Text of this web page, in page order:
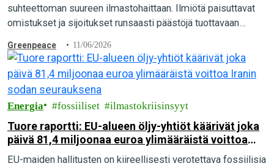
suhteettoman suureen ilmastohaittaan. Ilmiötä paisuttavat
omistukset ja sijoitukset runsaasti päästöjä tuottavaan
tuore kansainvälinen raportti.
Greenpeace 11/06/2026
Energia fossiiliset ilmastokriisinsyyt
Tuore raportti: EU-alueen öljy-yhtiöt käärivät joka
päivä 81,4 miljoonaa euroa ylimääräistä voittoa
Iranin sodan seurauksena
EU-maiden hallitusten on kiireellisesti verotettava fossiilisia